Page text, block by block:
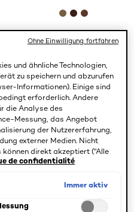
are available[Color]:
[Color]:
[Color]:
48H Gel 7.0
Blonde
4.3/5
PRODUKT ANZEIGEN
und ähnliche Technologien,
zu speichern und abzurufen
Informationen). Einige sind
erforderlich. Andere
die Analyse des
Messung, das Angebot
der Nutzererfahrung,
externer Medien. Nicht
direkt akzeptiert ("Alle
Einwilligung fortfahren")
("Auswahl speichern"). Die
s. unsere
de confidentialité
Immer aktiv
Ohne Einwilligung fortfahren